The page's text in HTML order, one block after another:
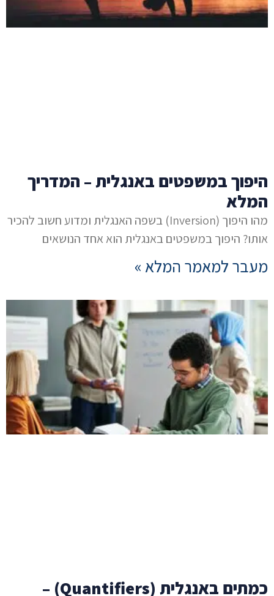
היפוך במשפטים באנגלית – המדריך
המלא
מהו היפוך (Inversion) בשפה האנגלית ומדוע חשוב להכיר
אותו? היפוך במשפטים באנגלית הוא אחד הנושאים
מעבר למאמר המלא »
כמתים באנגלית (Quantifiers) –